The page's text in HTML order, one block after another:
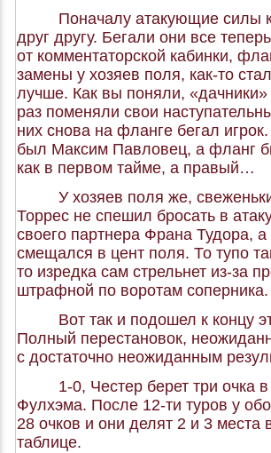
Поначалу атакующие силы
друг другу. Бегали они все
от комментаторской кабинки,
замены у хозяев поля, как-то
лучше. Как вы поняли,
раз поменяли свои
них снова на фланге бегал
был Максим Павловец, а фланг
как в первом тайме, а правый…
У хозяев поля же,
Торрес не спешил бросать в
своего партнера Франа Тудора, а
смещался в цент поля. То тупо
то изредка сам стрельнет из-за
штрафной по воротам соперника.
Вот так и подошел к концу
Полный перестановок,
с достаточно неожиданным
1-0, Честер берет три очка
Фулхэма. После 12-ти туров у
28 очков и они делят 2 и 3 места
таблице.